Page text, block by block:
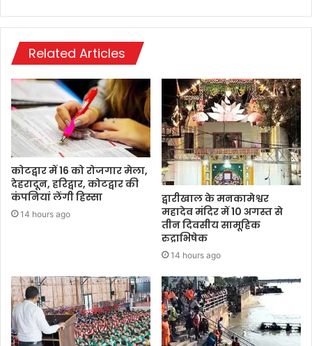
Related Articles
कोटद्वार में 16 को रोजगार मेला,
देहरादून, हरिद्वार, कोटद्वार की
कंपनियां लेंगी हिस्सा
14 hours ago
द्वारीखाल के मनकामेश्वर
महादेव मंदिर में 10 अगस्त से
तीन दिवसीय सामूहिक
रुद्राभिषेक
14 hours ago